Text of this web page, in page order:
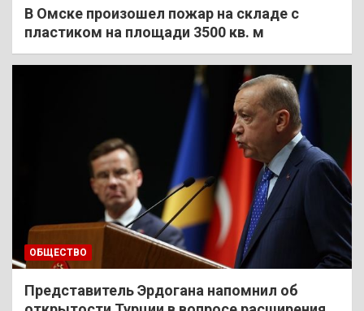
В Омске произошел пожар на складе с
пластиком на площади 3500 кв. м
ОБЩЕСТВО
Представитель Эрдогана напомнил об